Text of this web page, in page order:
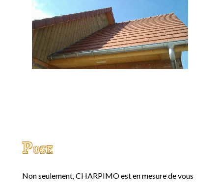
Pose
Non seulement, CHARPIMO est en mesure de vous